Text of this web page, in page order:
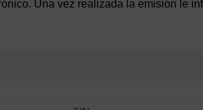
Una vez realizada la emisión le